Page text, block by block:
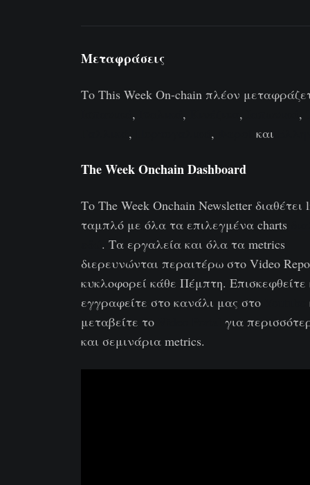
Μεταφράσεις
Το This Week On-chain πλέον
, , , ,
, , και
The Week Onchain Dashboard
Το The Week Onchain Newsletter διαθέτει
ταμπλό με όλα τα επιλεγμένα charts
. Τα εργαλεία και όλα τα metrics
διερευνώνται περαιτέρω στο Video
κυκλοφορεί κάθε Πέμπτη. Επισκεφθείτε
εγγραφείτε στο κανάλι μας στο
μεταβείτε το
για
και σεμινάρια metrics.